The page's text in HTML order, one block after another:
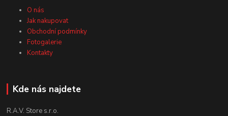
O nás
Jak nakupovat
Obchodní podmínky
Fotogalerie
Kontakty
Kde nás najdete
R.A.V. Store s.r.o.